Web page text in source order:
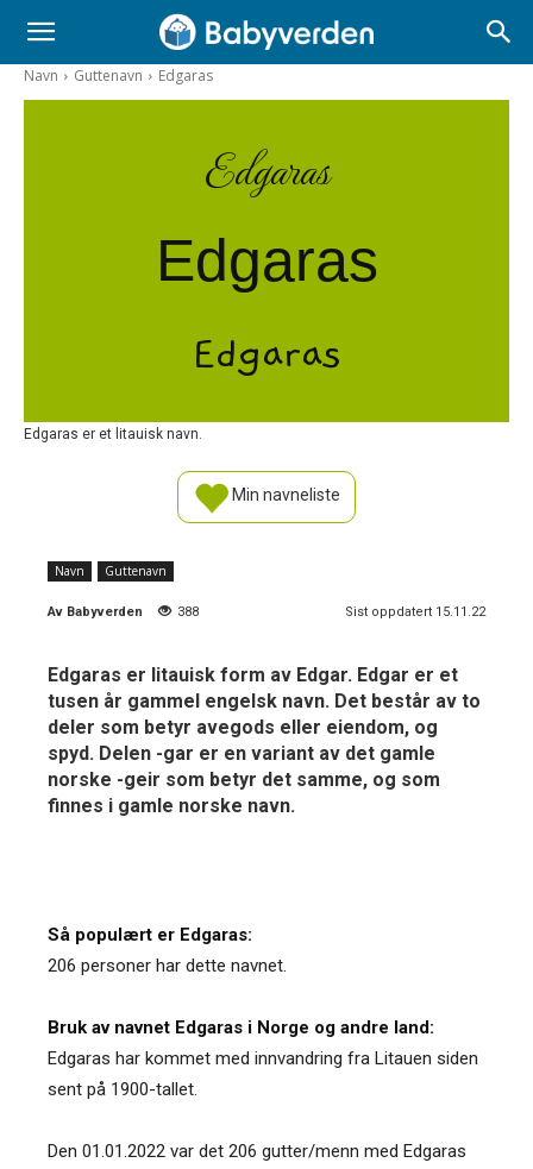
Navn Guttenavn Edgaras
Edgaras
Edgaras
Edgaras
Edgaras er et litauisk navn.
Min navneliste
Navn Guttenavn
Av Babyverden 388 Sist oppdatert 15.11.22
Edgaras er litauisk form av Edgar. Edgar er et
tusen år gammel engelsk navn. Det består av to
deler som betyr avegods eller eiendom, og
spyd. Delen -gar er en variant av det gamle
norske -geir som betyr det samme, og som
finnes i gamle norske navn.
Så populært er Edgaras:
206 personer har dette navnet.
Bruk av navnet Edgaras i Norge og andre land:
Edgaras har kommet med innvandring fra Litauen siden
sent på 1900-tallet.
Den 01.01.2022 var det 206 gutter/menn med Edgaras